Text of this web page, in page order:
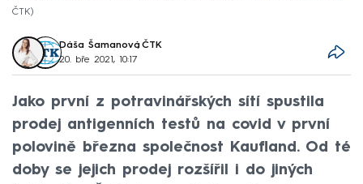
ČTK
Dáša Šamanová, ČTK
20. bře 2021, 10:17
Jako první z potravinářských sítí spustila
prodej antigenních testů na covid v první
polovině března společnost Kaufland. Od té
doby se jejich prodej rozšířil i do jiných